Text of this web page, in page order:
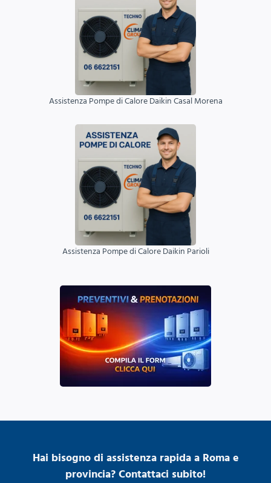
Assistenza Pompe di Calore Daikin Casal Morena
Assistenza Pompe di Calore Daikin Parioli
Hai bisogno di assistenza rapida a Roma e
provincia? Contattaci subito!